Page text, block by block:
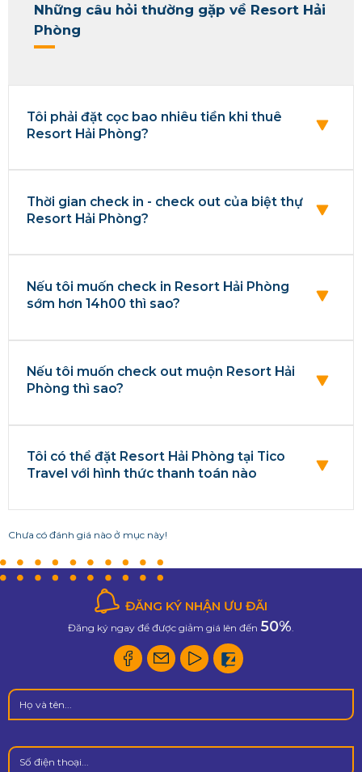
Những câu hỏi thường gặp về Resort Hải
Phòng
Tôi phải đặt cọc bao nhiêu tiền khi thuê
Resort Hải Phòng?
Thời gian check in - check out của biệt thự
Resort Hải Phòng?
Nếu tôi muốn check in Resort Hải Phòng
sớm hơn 14h00 thì sao?
Nếu tôi muốn check out muộn Resort Hải
Phòng thì sao?
Tôi có thể đặt Resort Hải Phòng tại Tico
Travel với hình thức thanh toán nào
Chưa có đánh giá nào ở mục này!
ĐĂNG KÝ NHẬN ƯU ĐÃI
Đăng ký ngay để được giảm giá lên đến 50%